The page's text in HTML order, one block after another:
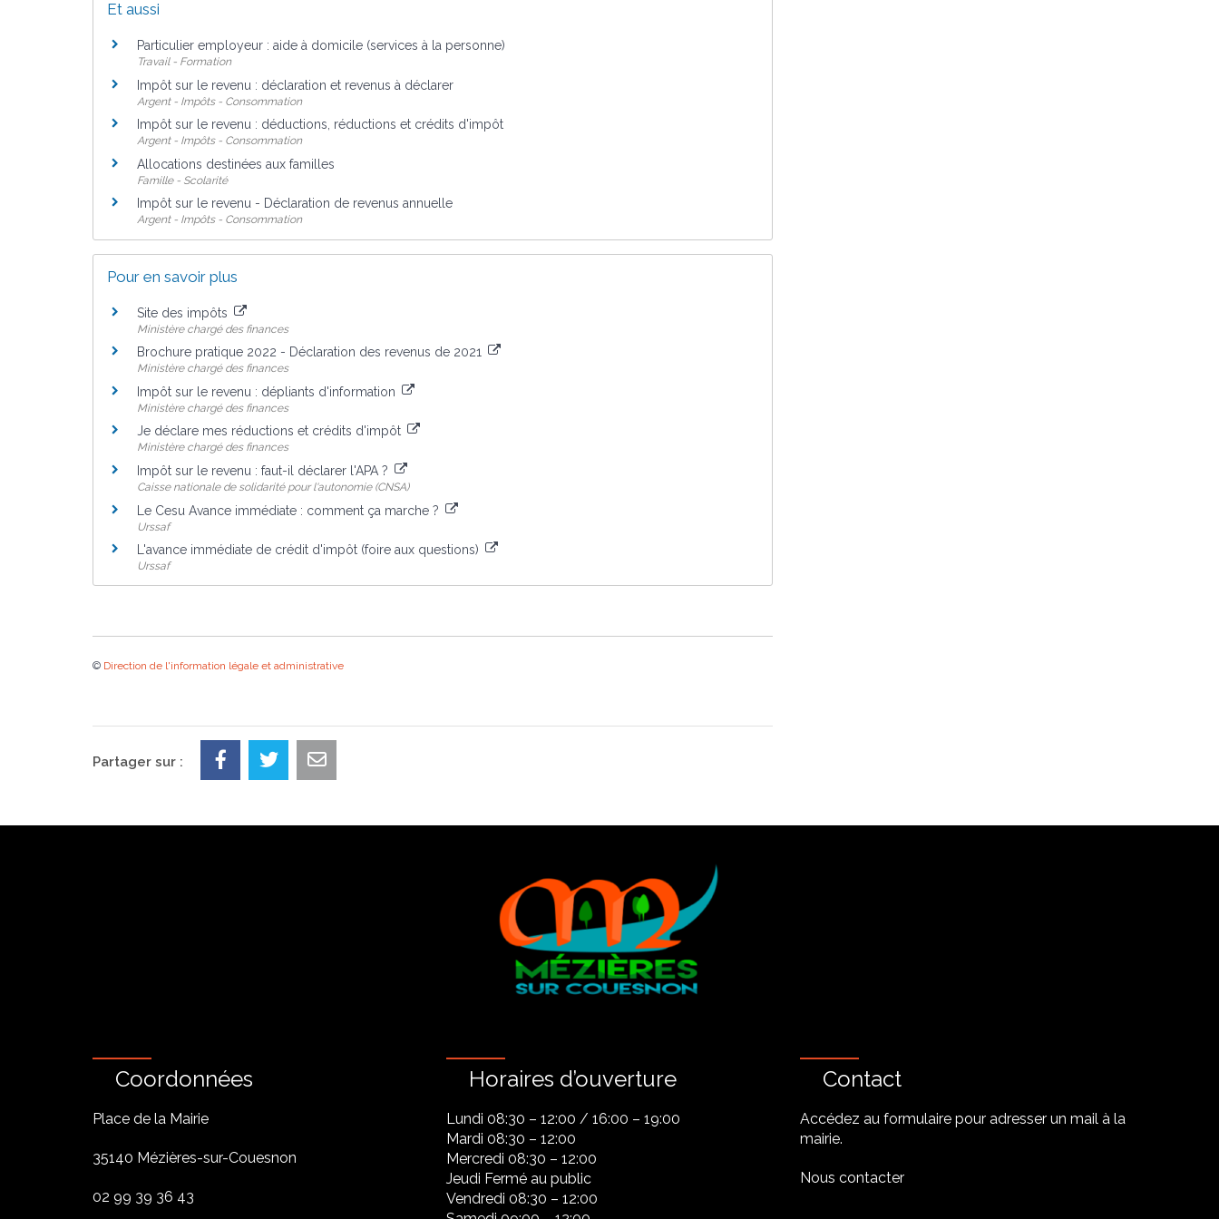
Et aussi
Particulier employeur : aide à domicile (services à la personne)
Travail - Formation
Impôt sur le revenu : déclaration et revenus à déclarer
Argent - Impôts - Consommation
Impôt sur le revenu : déductions, réductions et crédits d'impôt
Argent - Impôts - Consommation
Allocations destinées aux familles
Famille - Scolarité
Impôt sur le revenu - Déclaration de revenus annuelle
Argent - Impôts - Consommation
Pour en savoir plus
Site des impôts
Ministère chargé des finances
Brochure pratique 2022 - Déclaration des revenus de 2021
Ministère chargé des finances
Impôt sur le revenu : dépliants d'information
Ministère chargé des finances
Je déclare mes réductions et crédits d'impôt
Ministère chargé des finances
Impôt sur le revenu : faut-il déclarer l'APA ?
Caisse nationale de solidarité pour l'autonomie (CNSA)
Le Cesu Avance immédiate : comment ça marche ?
Urssaf
L'avance immédiate de crédit d'impôt (foire aux questions)
Urssaf
© Direction de l'information légale et administrative
Partager sur :
Coordonnées
Place de la Mairie
35140 Mézières-sur-Couesnon
02 99 39 36 43
Horaires d’ouverture
Lundi 08:30 – 12:00 / 16:00 – 19:00
Mardi 08:30 – 12:00
Mercredi 08:30 – 12:00
Jeudi Fermé au public
Vendredi 08:30 – 12:00
Contact
Accédez au formulaire pour adresser un mail à la
mairie.
Nous contacter